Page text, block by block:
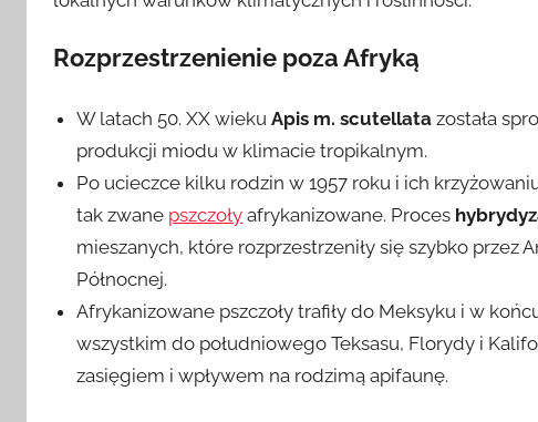
Rozprzestrzenienie poza Afryką
W latach 50. XX wiekuApis m. scutellata została
produkcji miodu w klimacie tropikalnym.
Po ucieczce kilku rodzin w 1957 roku i ich
tak zwane pszczoły afrykanizowane. Proces
mieszanych, które rozprzestrzeniły się szybko przez
Północnej.
Afrykanizowane pszczoły trafiły do Meksyku i w
wszystkim do południowego Teksasu, Florydy i
zasięgiem i wpływem na rodzimą apifaunę.